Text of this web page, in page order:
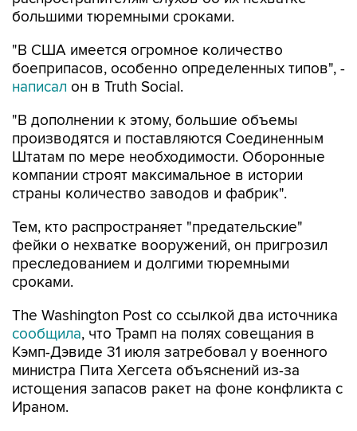
большими тюремными сроками.
"В США имеется огромное количество
боеприпасов, особенно определенных типов", -
написал он в Truth Social.
"В дополнении к этому, большие объемы
производятся и поставляются Соединенным
Штатам по мере необходимости. Оборонные
компании строят максимальное в истории
страны количество заводов и фабрик".
Тем, кто распространяет "предательские"
фейки о нехватке вооружений, он пригрозил
преследованием и долгими тюремными
сроками.
The Washington Post со ссылкой два источника
сообщила, что Трамп на полях совещания в
Кэмп-Дэвиде 31 июля затребовал у военного
министра Пита Хегсета объяснений из-за
истощения запасов ракет на фоне конфликта с
Ираном.